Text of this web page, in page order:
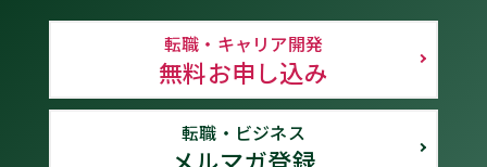
転職・キャリア開発
無料お申し込み
転職・ビジネス